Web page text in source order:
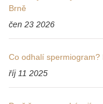
Brně
čen 23 2026
Co odhalí spermiogram?
říj 11 2025